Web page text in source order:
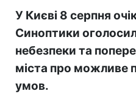
У Києві 8 серпня
Синоптики
небезпеки та
міста про можливе
умов.